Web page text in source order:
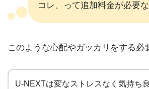
コレ、って追加料金が必要
このような心配やガッカリをする必
U-NEXTは変なストレスなく気持ち